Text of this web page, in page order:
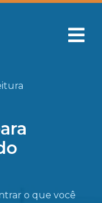
o que você